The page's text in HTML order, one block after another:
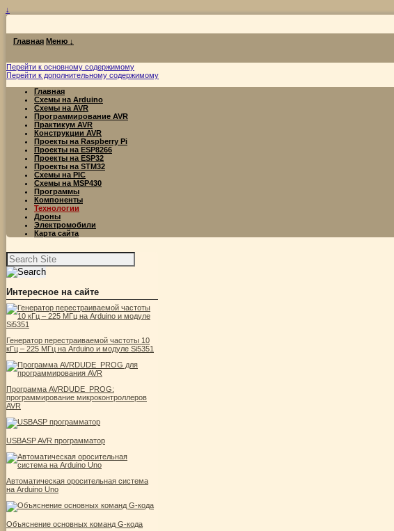
↓
Главная Меню ↓
Перейти к основному содержимому
Перейти к дополнительному содержимому
Главная
Схемы на Arduino
Схемы на AVR
Программирование AVR
Практикум AVR
Конструкции AVR
Проекты на Raspberry Pi
Проекты на ESP8266
Проекты на ESP32
Проекты на STM32
Схемы на PIC
Схемы на MSP430
Программы
Компоненты
Технологии
Дроны
Электромобили
Карта сайта
Найти:
Интересное на сайте
Генератор перестраиваемой частоты 10
кГц – 225 МГц на Arduino и модуле Si5351
Программа AVRDUDE_PROG:
программирование микроконтроллеров
AVR
USBASP AVR программатор
Автоматическая оросительная система
на Arduino Uno
Объяснение основных команд G-кода